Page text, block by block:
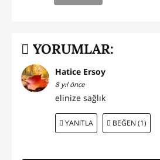
YORUMLAR:
Hatice Ersoy
8 yıl önce
elinize sağlık
YANITLA BEĞEN (1)